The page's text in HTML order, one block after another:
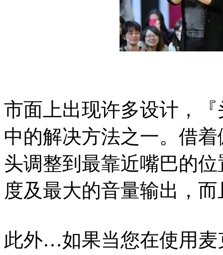
市面上出现许多设计，
中的解决方法之一。借
头调整到最靠近嘴巴的
度及最大的音量输出，
此外…如果当您在使用